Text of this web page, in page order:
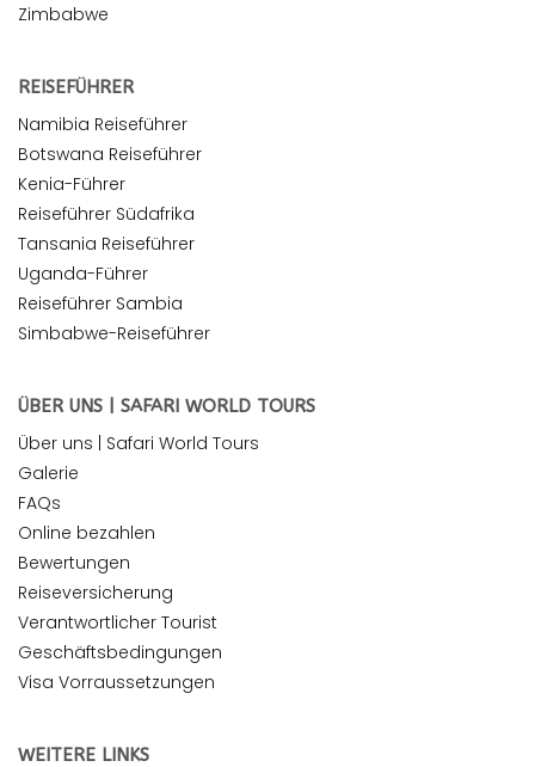
Zimbabwe
REISEFÜHRER
Namibia Reiseführer
Botswana Reiseführer
Kenia-Führer
Reiseführer Südafrika
Tansania Reiseführer
Uganda-Führer
Reiseführer Sambia
Simbabwe-Reiseführer
ÜBER UNS | SAFARI WORLD TOURS
Über uns | Safari World Tours
Galerie
FAQs
Online bezahlen
Bewertungen
Reiseversicherung
Verantwortlicher Tourist
Geschäftsbedingungen
Visa Vorraussetzungen
WEITERE LINKS